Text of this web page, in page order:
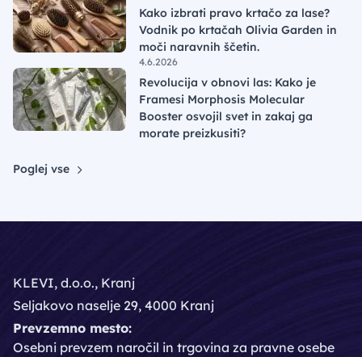
Kako izbrati pravo krtačo za lase?
Vodnik po krtačah Olivia Garden in
moči naravnih ščetin.
4.6.2026
Revolucija v obnovi las: Kako je
Framesi Morphosis Molecular
Booster osvojil svet in zakaj ga
morate preizkusiti?
Poglej vse
KLEVI, d.o.o., Kranj
Seljakovo naselje 29, 4000 Kranj
Prevzemno mesto:
Osebni prevzem naročil in trgovina za pravne osebe